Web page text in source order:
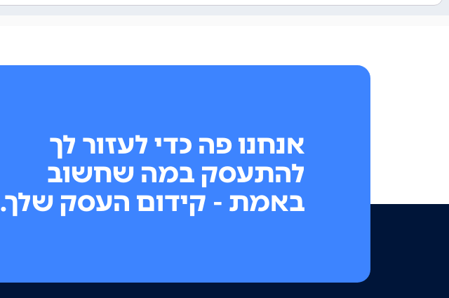
אנחנו פה כדי לעזור לך
להתעסק במה שחשוב
באמת - קידום העסק שלך.